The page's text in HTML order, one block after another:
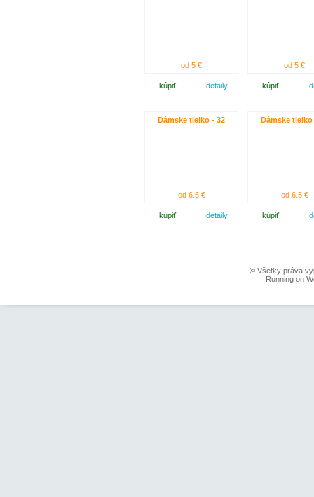
od 5 €
kúpiť detaily
od 5 €
kúpiť
Dámske tielko - 32
od 6.5 €
kúpiť detaily
Dámske tielko
od 6.5 €
kúpiť
© Všetky práva
Running on